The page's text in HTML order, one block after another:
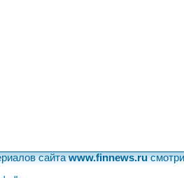
сайтаwww.finnews.ru